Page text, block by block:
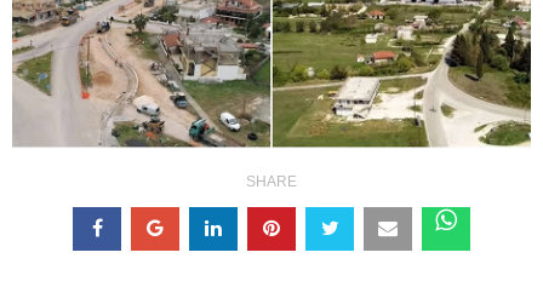
SHARE